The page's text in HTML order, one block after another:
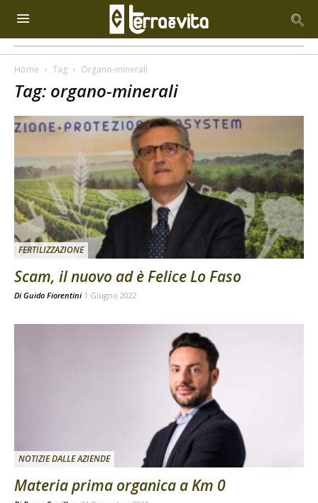
Home Tag Organo-minerali
Tag: organo-minerali
FERTILIZZAZIONE
Scam, il nuovo ad è Felice Lo Faso
Di Guido Fiorentini 1 Giugno 2022
NOTIZIE DALLE AZIENDE
Materia prima organica a Km 0